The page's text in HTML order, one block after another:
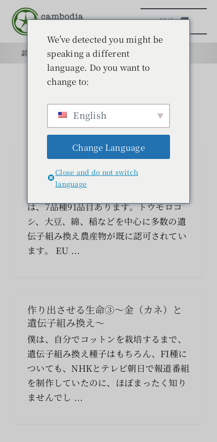
キ
目次
読みもの
学ぶ
読みもの 目的
忍びよる遺伝子組み換え作物①〜認
可、場所〜
農水省が承認した遺伝子組み換え農産物
は、7品種91品目あります。トウモロコ
シ、大豆、綿、稲などを中心に多数の遺
伝子組み換え農産物が既に認可されてい
ます。 EU ...
作り出させる生命③〜金（カネ）と
遺伝子組み換え〜
僕は、自分でコットンを栽培するまで、
遺伝子組み換え種子はもちろん、FI種に
ついても、NHKとテレビ朝日で報道番組
を制作していたのに、ほぼまったく知り
ませんでし ...
We've detected you might be
speaking a different
language. Do you want to
change to:
English
Change Language
Close and do not switch
language